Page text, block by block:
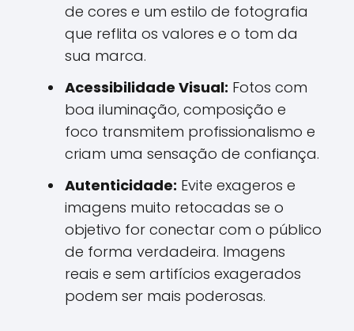
de cores e um estilo de fotografia
que reflita os valores e o tom da
sua marca.
Acessibilidade Visual: Fotos com
boa iluminação, composição e
foco transmitem profissionalismo e
criam uma sensação de confiança.
Autenticidade: Evite exageros e
imagens muito retocadas se o
objetivo for conectar com o público
de forma verdadeira. Imagens
reais e sem artifícios exagerados
podem ser mais poderosas.